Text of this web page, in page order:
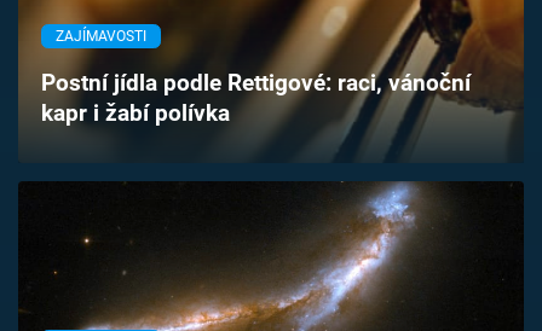
Časopis
Sledujte prima+
Sledujte nás
ZAJÍMAVOSTI
Postní jídla podle Rettigové: raci, vánoční
kapr i žabí polívka